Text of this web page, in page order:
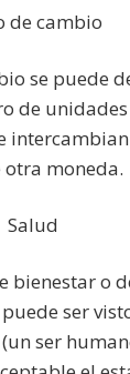
de cambio
se puede
de
moneda.
Salud
bienestar o
ser
ser